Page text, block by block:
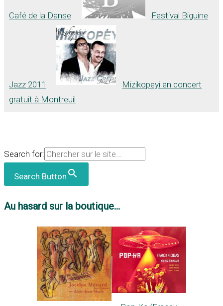
Café de la Danse Festival Biguine
Jazz 2011
Mizikopeyi en concert
gratuit à Montreuil
Search for:
Search Button
Au hasard sur la boutique...